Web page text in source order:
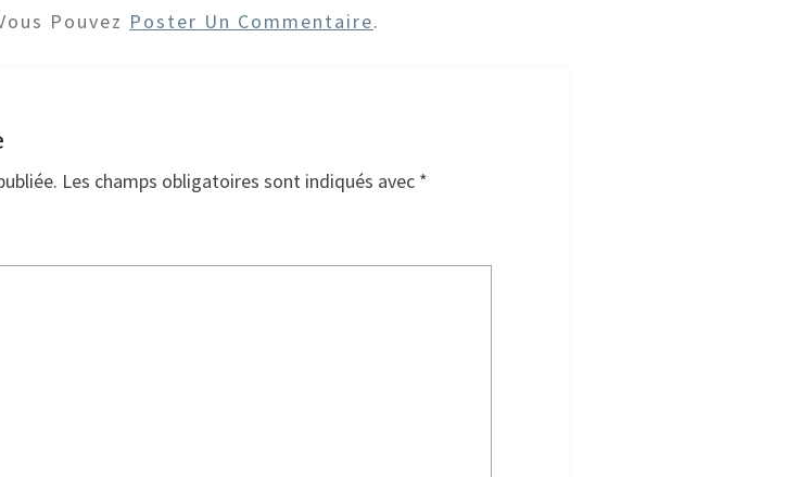
Pouvez Poster Un Commentaire.
Les champs obligatoires sont indiqués avec *